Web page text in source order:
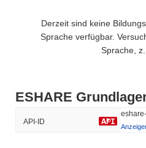
Derzeit sind keine
Sprache verfügbar.
Sprache,
ESHARE
API-ID